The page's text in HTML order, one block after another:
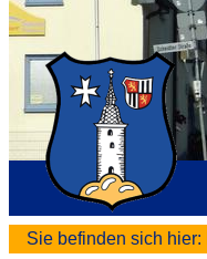
Sie befinden sich hier: